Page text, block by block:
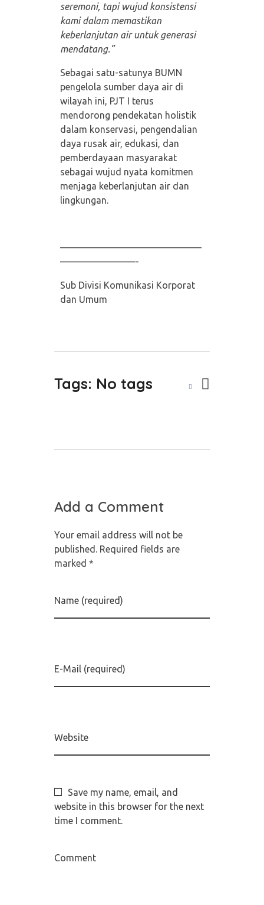
seremoni, tapi wujud konsistensi
kami dalam memastikan
keberlanjutan air untuk generasi
mendatang.”
Sebagai satu-satunya BUMN
pengelola sumber daya air di
wilayah ini, PJT I terus
mendorong pendekatan holistik
dalam konservasi, pengendalian
daya rusak air, edukasi, dan
pemberdayaan masyarakat
sebagai wujud nyata komitmen
menjaga keberlanjutan air dan
lingkungan.
———————————————
————————-
Sub Divisi Komunikasi Korporat
dan Umum
Tags: No tags
Add a Comment
Your email address will not be
published. Required fields are
marked *
Name (required)
E-Mail (required)
Website
Save my name, email, and
website in this browser for the next
time I comment.
Comment